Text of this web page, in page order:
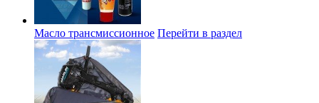
Масло трансмиссионное Перейти в раздел